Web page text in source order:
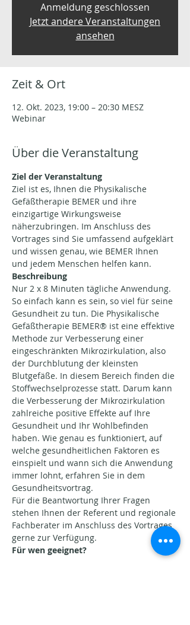
Anmeldung geschlossen
Jetzt andere Veranstaltungen
ansehen
Zeit & Ort
12. Okt. 2023, 19:00 – 20:30 MESZ
Webinar
Über die Veranstaltung
Ziel der Veranstaltung
Ziel ist es, Ihnen die Physikalische
Gefäßtherapie BEMER und ihre
einzigartige Wirkungsweise
näherzubringen. Im Anschluss des
Vortrages sind Sie umfassend aufgeklärt
und wissen genau, wie BEMER Ihnen
und jedem Menschen helfen kann.
Beschreibung
Nur 2 x 8 Minuten tägliche Anwendung.
So einfach kann es sein, so viel für seine
Gesundheit zu tun. Die Physikalische
Gefäßtherapie BEMER® ist eine effektive
Methode zur Verbesserung einer
eingeschränkten Mikrozirkulation, also
der Durchblutung der kleinsten
Blutgefäße. In diesem Bereich finden die
Stoffwechselprozesse statt. Darum kann
die Verbesserung der Mikrozirkulation
zahlreiche positive Effekte auf Ihre
Gesundheit und Ihr Wohlbefinden
haben. Wie genau es funktioniert, auf
welche gesundheitlichen Faktoren es
einspielt und wann sich die Anwendung
immer lohnt, erfahren Sie in dem
Gesundheitsvortrag.
Für die Beantwortung Ihrer Fragen
stehen Ihnen der Referent und regionale
Fachberater im Anschluss des Vortrages
gerne zur Verfügung.
Für wen geeignet?